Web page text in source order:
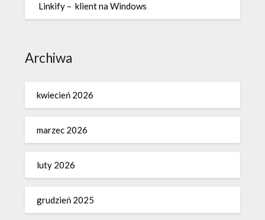
Linkify – klient na Windows
Archiwa
kwiecień 2026
marzec 2026
luty 2026
grudzień 2025